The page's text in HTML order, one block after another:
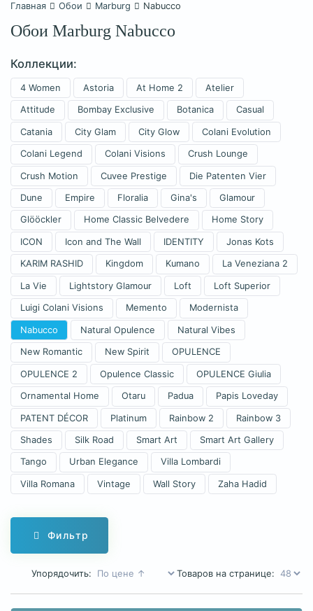
Главная Обои Marburg Nabucco
Обои Marburg Nabucco
Коллекции:
4 Women Astoria At Home 2 Atelier
Attitude Bombay Exclusive Botanica Casual
Catania City Glam City Glow Colani Evolution
Colani Legend Colani Visions Crush Lounge
Crush Motion Cuvee Prestige Die Patenten Vier
Dune Empire Floralia Gina's Glamour
Glööckler Home Classic Belvedere Home Story
ICON Icon and The Wall IDENTITY Jonas Kots
KARIM RASHID Kingdom Kumano La Veneziana 2
La Vie Lightstory Glamour Loft Loft Superior
Luigi Colani Visions Memento Modernista
Nabucco Natural Opulence Natural Vibes
New Romantic New Spirit OPULENCE
OPULENCE 2 Opulence Classic OPULENCE Giulia
Ornamental Home Otaru Padua Papis Loveday
PATENT DÉCOR Platinum Rainbow 2 Rainbow 3
Shades Silk Road Smart Art Smart Art Gallery
Tango Urban Elegance Villa Lombardi
Villa Romana Vintage Wall Story Zaha Hadid
Фильтр
Упорядочить: Товаров на странице: